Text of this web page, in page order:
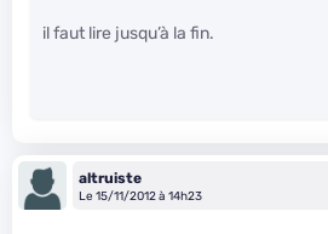
il faut lire jusqu’à la fin.
altruiste
Le 15/11/2012 à 14h23